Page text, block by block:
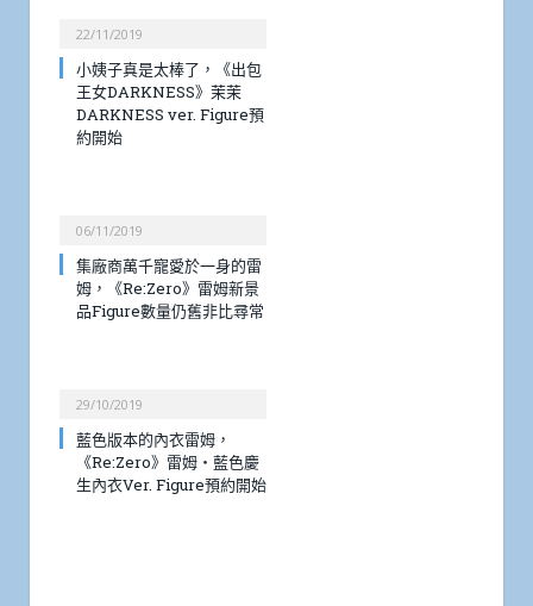
22/11/2019
小姨子真是太棒了，《出包
王女DARKNESS》茉茉
DARKNESS ver. Figure預
約開始
06/11/2019
集廠商萬千寵愛於一身的雷
姆，《Re:Zero》雷姆新景
品Figure數量仍舊非比尋常
29/10/2019
藍色版本的內衣雷姆，
《Re:Zero》雷姆・藍色慶
生內衣Ver. Figure預約開始